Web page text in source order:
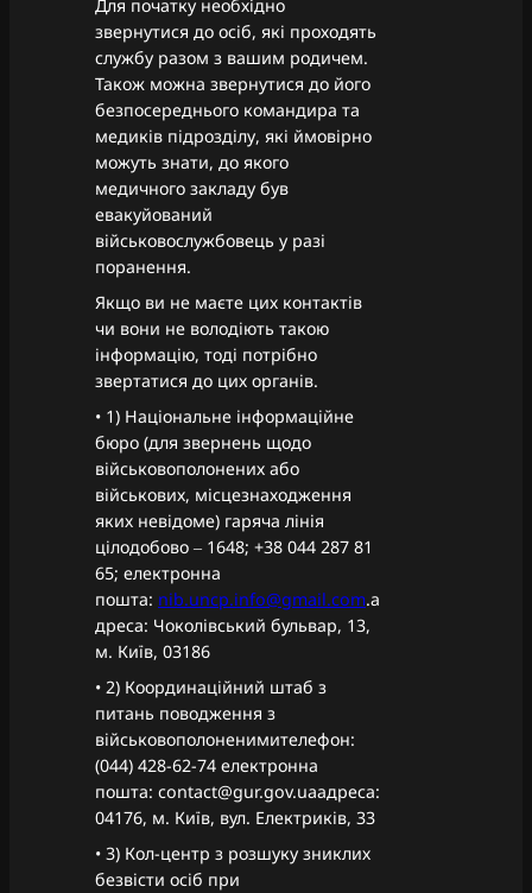
Для початку необхідно
звернутися до осіб, які проходять
службу разом з вашим родичем.
Також можна звернутися до його
безпосереднього командира та
медиків підрозділу, які ймовірно
можуть знати, до якого
медичного закладу був
евакуйований
військовослужбовець у разі
поранення.
Якщо ви не маєте цих контактів
чи вони не володіють такою
інформацію, тоді потрібно
звертатися до цих органів.
• 1) Національне інформаційне
бюро (для звернень щодо
військовополонених або
військових, місцезнаходження
яких невідоме) гаряча лінія
цілодобово ‒ 1648; +38 044 287 81
65; електронна
пошта: nib.uncp.info@gmail.com.а
дреса: Чоколівський бульвар, 13,
м. Київ, 03186
• 2) Координаційний штаб з
питань поводження з
військовополоненимителефон:
(044) 428-62-74 електронна
пошта: contact@gur.gov.uaадреса:
04176, м. Київ, вул. Електриків, 33
• 3) Кол-центр з розшуку зниклих
безвісти осіб при